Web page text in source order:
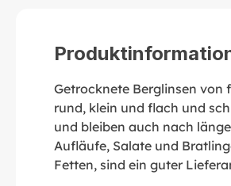
Getrocknete Berglinsen von
rund, klein und flach und
und bleiben auch nach
Aufläufe, Salate und
Fetten, sind ein guter